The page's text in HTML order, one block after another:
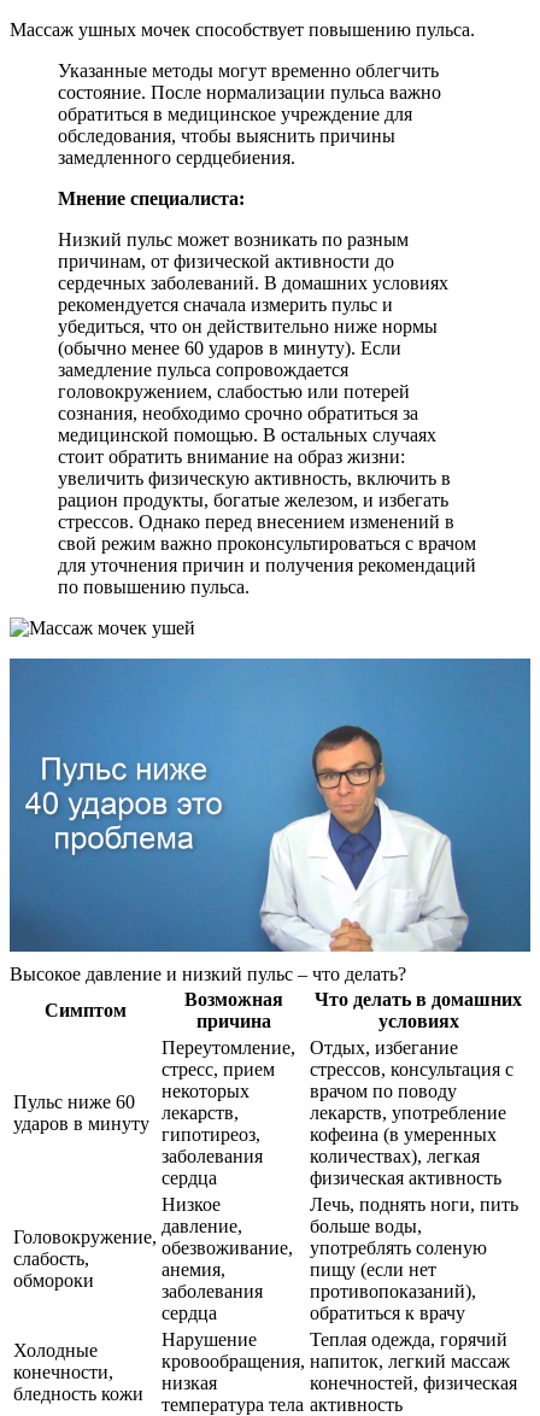
Массаж ушных мочек способствует повышению пульса.
Указанные методы могут временно облегчить
состояние. После нормализации пульса важно
обратиться в медицинское учреждение для
обследования, чтобы выяснить причины
замедленного сердцебиения.
Мнение специалиста:
Низкий пульс может возникать по разным
причинам, от физической активности до
сердечных заболеваний. В домашних условиях
рекомендуется сначала измерить пульс и
убедиться, что он действительно ниже нормы
(обычно менее 60 ударов в минуту). Если
замедление пульса сопровождается
головокружением, слабостью или потерей
сознания, необходимо срочно обратиться за
медицинской помощью. В остальных случаях
стоит обратить внимание на образ жизни:
увеличить физическую активность, включить в
рацион продукты, богатые железом, и избегать
стрессов. Однако перед внесением изменений в
свой режим важно проконсультироваться с врачом
для уточнения причин и получения рекомендаций
по повышению пульса.
Высокое давление и низкий пульс – что делать?
Симптом
Возможная
причина
Что делать в домашних
условиях
Пульс ниже 60
ударов в минуту
Переутомление,
стресс, прием
некоторых
лекарств,
гипотиреоз,
заболевания
сердца
Отдых, избегание
стрессов, консультация с
врачом по поводу
лекарств, употребление
кофеина (в умеренных
количествах), легкая
физическая активность
Головокружение,
слабость,
обмороки
Низкое
давление,
обезвоживание,
анемия,
заболевания
сердца
Лечь, поднять ноги, пить
больше воды,
употреблять соленую
пищу (если нет
противопоказаний),
обратиться к врачу
Холодные
конечности,
бледность кожи
Нарушение
кровообращения,
низкая
температура тела
Теплая одежда, горячий
напиток, легкий массаж
конечностей, физическая
активность